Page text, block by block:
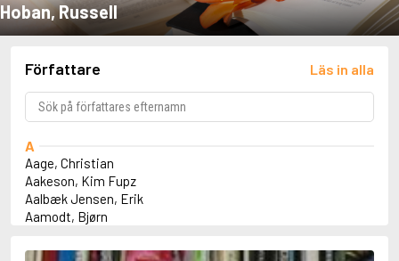
Hoban, Russell
Författare Läs in alla
A
Aage, Christian
Aakeson, Kim Fupz
Aalbæk Jensen, Erik
Aamodt, Bjørn
Abbey, Kieran